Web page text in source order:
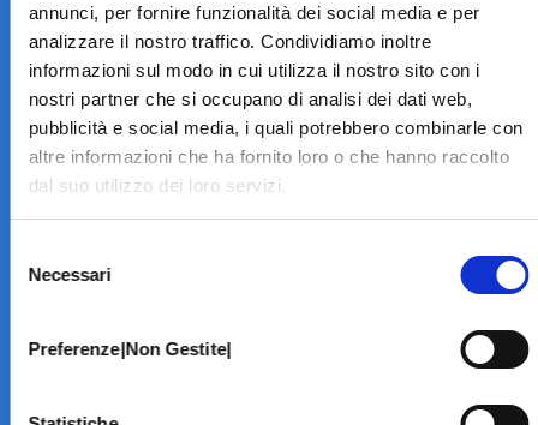
annunci, per fornire funzionalità dei social media e per
analizzare il nostro traffico. Condividiamo inoltre
informazioni sul modo in cui utilizza il nostro sito con i
nostri partner che si occupano di analisi dei dati web,
pubblicità e social media, i quali potrebbero combinarle con
altre informazioni che ha fornito loro o che hanno raccolto
dal suo utilizzo dei loro servizi.
delNecessari
Preferenze|Non Gestite|
Specialità
Home Page
PRENOTA ON LINE
INFORMATIVE
Home Page
Modello 231
Amministrazione Trasparente